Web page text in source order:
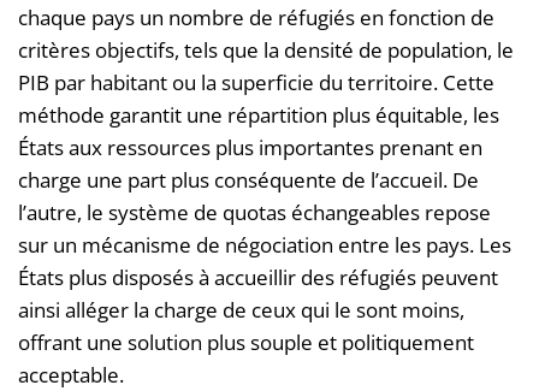
chaque pays un nombre de réfugiés en fonction de
critères objectifs, tels que la densité de population, le
PIB par habitant ou la superficie du territoire. Cette
méthode garantit une répartition plus équitable, les
États aux ressources plus importantes prenant en
charge une part plus conséquente de l’accueil. De
l’autre, le système de quotas échangeables repose
sur un mécanisme de négociation entre les pays. Les
États plus disposés à accueillir des réfugiés peuvent
ainsi alléger la charge de ceux qui le sont moins,
offrant une solution plus souple et politiquement
acceptable.